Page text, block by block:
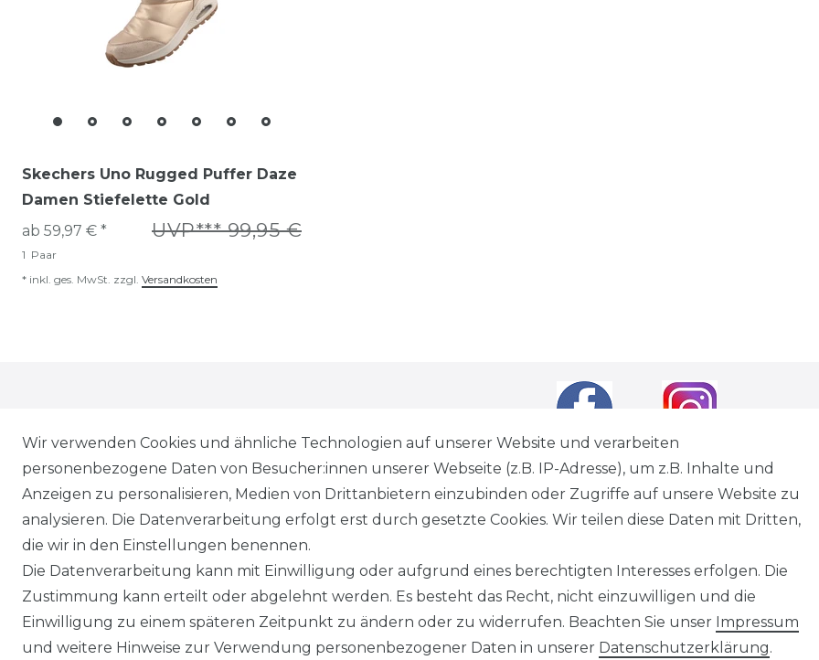
Skechers Uno Rugged Puffer Daze
Damen Stiefelette Gold
UVP*** 99,95 €
ab 59,97 € *
1 Paar
* inkl. ges. MwSt. zzgl. Versandkosten
* Alle Preise inkl. gesetzl. Mehrwertsteuer zzgl.Versandkostenwenn nicht anders angegeben.
** Lieferung innerhalb von Deutschland in 1-3 Werktagen
*** Unverbindliche Preisempfehlung des Herstellers
Service Information
Wir verwenden Cookies und ähnliche Technologien auf unserer Website und verarbeiten
personenbezogene Daten von Besucher:innen unserer Webseite (z.B. IP-Adresse), um z.B. Inhalte und
Anzeigen zu personalisieren, Medien von Drittanbietern einzubinden oder Zugriffe auf unsere Website zu
analysieren. Die Datenverarbeitung erfolgt erst durch gesetzte Cookies. Wir teilen diese Daten mit Dritten,
die wir in den Einstellungen benennen.
Die Datenverarbeitung kann mit Einwilligung oder aufgrund eines berechtigten Interesses erfolgen. Die
Zustimmung kann erteilt oder abgelehnt werden. Es besteht das Recht, nicht einzuwilligen und die
Einwilligung zu einem späteren Zeitpunkt zu ändern oder zu widerrufen. Beachten Sie unser Impressum
und weitere Hinweise zur Verwendung personenbezogener Daten in unserer Daten­schutz­erklärung.